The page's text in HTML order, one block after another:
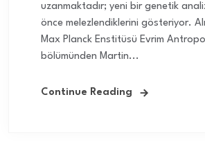
uzanmaktadır; yeni bir genetik
önce melezlendiklerini gösteriyor.
Max Planck Enstitüsü Evrim
bölümünden Martin...
Continue Reading